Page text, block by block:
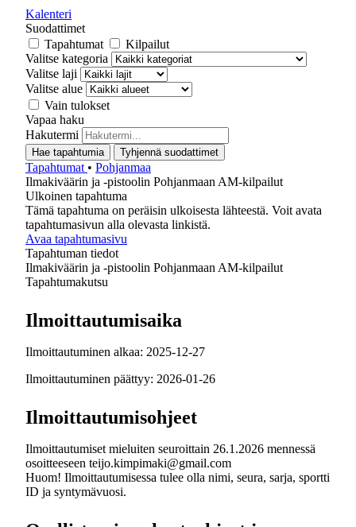
Kalenteri
Suodattimet
Tapahtumat
Kilpailut
Valitse kategoria
Valitse laji
Valitse alue
Vain tulokset
Vapaa haku
Hakutermi
Hae tapahtumia Tyhjennä suodattimet
Tapahtumat • Pohjanmaa
Ilmakiväärin ja -pistoolin Pohjanmaan AM-kilpailut
Ulkoinen tapahtuma
Tämä tapahtuma on peräisin ulkoisesta lähteestä. Voit avata
tapahtumasivun alla olevasta linkistä.
Avaa tapahtumasivu
Tapahtuman tiedot
Ilmakiväärin ja -pistoolin Pohjanmaan AM-kilpailut
Tapahtumakutsu
Ilmoittautumisaika
Ilmoittautuminen alkaa: 2025-12-27
Ilmoittautuminen päättyy: 2026-01-26
Ilmoittautumisohjeet
Ilmoittautumiset mieluiten seuroittain 26.1.2026 mennessä
osoitteeseen teijo.kimpimaki@gmail.com
Huom! Ilmoittautumisessa tulee olla nimi, seura, sarja, sportti
ID ja syntymävuosi.